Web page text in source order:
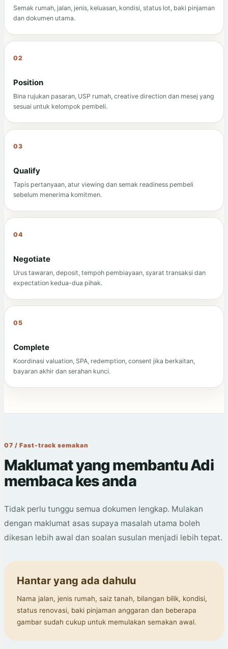
Semak rumah, jalan, jenis, keluasan, kondisi, status lot, baki pinjaman
dan dokumen utama.
Position
Bina rujukan pasaran, USP rumah, creative direction dan mesej yang
sesuai untuk kelompok pembeli.
Qualify
Tapis pertanyaan, atur viewing dan semak readiness pembeli
sebelum menerima komitmen.
Negotiate
Urus tawaran, deposit, tempoh pembiayaan, syarat transaksi dan
expectation kedua-dua pihak.
Complete
Koordinasi valuation, SPA, redemption, consent jika berkaitan,
bayaran akhir dan serahan kunci.
07 / Fast-track semakan
Maklumat yang membantu Adi
membaca kes anda
Tidak perlu tunggu semua dokumen lengkap. Mulakan
dengan maklumat asas supaya masalah utama boleh
dikesan lebih awal dan soalan susulan menjadi lebih tepat.
Hantar yang ada dahulu
Nama jalan, jenis rumah, saiz tanah, bilangan bilik, kondisi,
status renovasi, baki pinjaman anggaran dan beberapa
gambar sudah cukup untuk memulakan semakan awal.